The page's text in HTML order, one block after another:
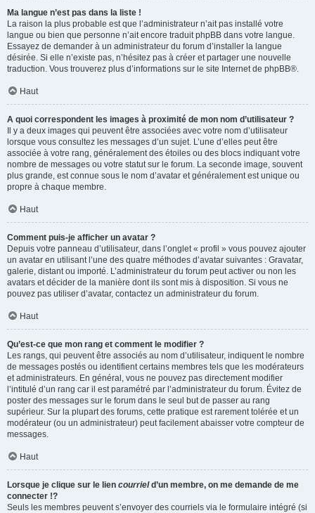
Ma langue n’est pas dans la liste !
La raison la plus probable est que l’administrateur n’ait pas installé votre
langue ou bien que personne n’ait encore traduit phpBB dans votre langue.
Essayez de demander à un administrateur du forum d’installer la langue
désirée. Si elle n’existe pas, n’hésitez pas à créer et partager une nouvelle
traduction. Vous trouverez plus d’informations sur le site Internet de phpBB®.
Haut
A quoi correspondent les images à proximité de mon nom d’utilisateur ?
Il y a deux images qui peuvent être associées avec votre nom d’utilisateur
lorsque vous consultez les messages d’un sujet. L’une d’elles peut être
associée à votre rang, généralement des étoiles ou des blocs indiquant votre
nombre de messages ou votre statut sur le forum. La seconde image, souvent
plus grande, est connue sous le nom d’avatar et généralement est unique ou
propre à chaque membre.
Haut
Comment puis-je afficher un avatar ?
Depuis votre panneau d’utilisateur, dans l’onglet « profil » vous pouvez ajouter
un avatar en utilisant l’une des quatre méthodes d’avatar suivantes : Gravatar,
galerie, distant ou importé. L’administrateur du forum peut activer ou non les
avatars et décider de la manière dont ils sont mis à disposition. Si vous ne
pouvez pas utiliser d’avatar, contactez un administrateur du forum.
Haut
Qu’est-ce que mon rang et comment le modifier ?
Les rangs, qui peuvent être associés au nom d’utilisateur, indiquent le nombre
de messages postés ou identifient certains membres tels que les modérateurs
et administrateurs. En général, vous ne pouvez pas directement modifier
l’intitulé d’un rang car il est paramétré par l’administrateur du forum. Évitez de
poster des messages sur le forum dans le seul but de passer au rang
supérieur. Sur la plupart des forums, cette pratique est rarement tolérée et un
modérateur (ou un administrateur) peut facilement abaisser votre compteur de
messages.
Haut
Lorsque je clique sur le lien courrield’un membre, on me demande de me
connecter !?
Seuls les membres peuvent s’envoyer des courriels via le formulaire intégré (si